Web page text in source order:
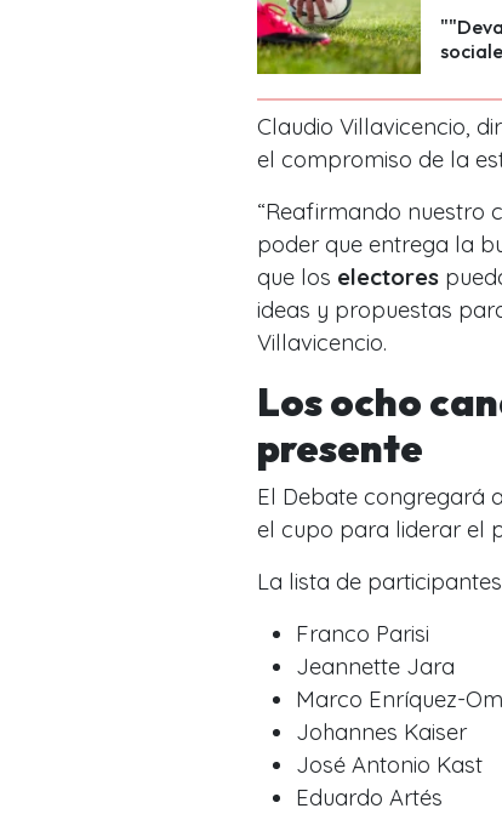
Claudio Villavicencio,
el compromiso de la
“Reafirmando nuestro
poder que entrega la
que los electores
ideas y propuestas
Villavicencio.
Los ocho
presente
El Debate congregará
el cupo para liderar el
La lista de
Franco Parisi
Jeannette Jara
Marco Enríquez-
Johannes Kaiser
José Antonio Kast
Eduardo Artés